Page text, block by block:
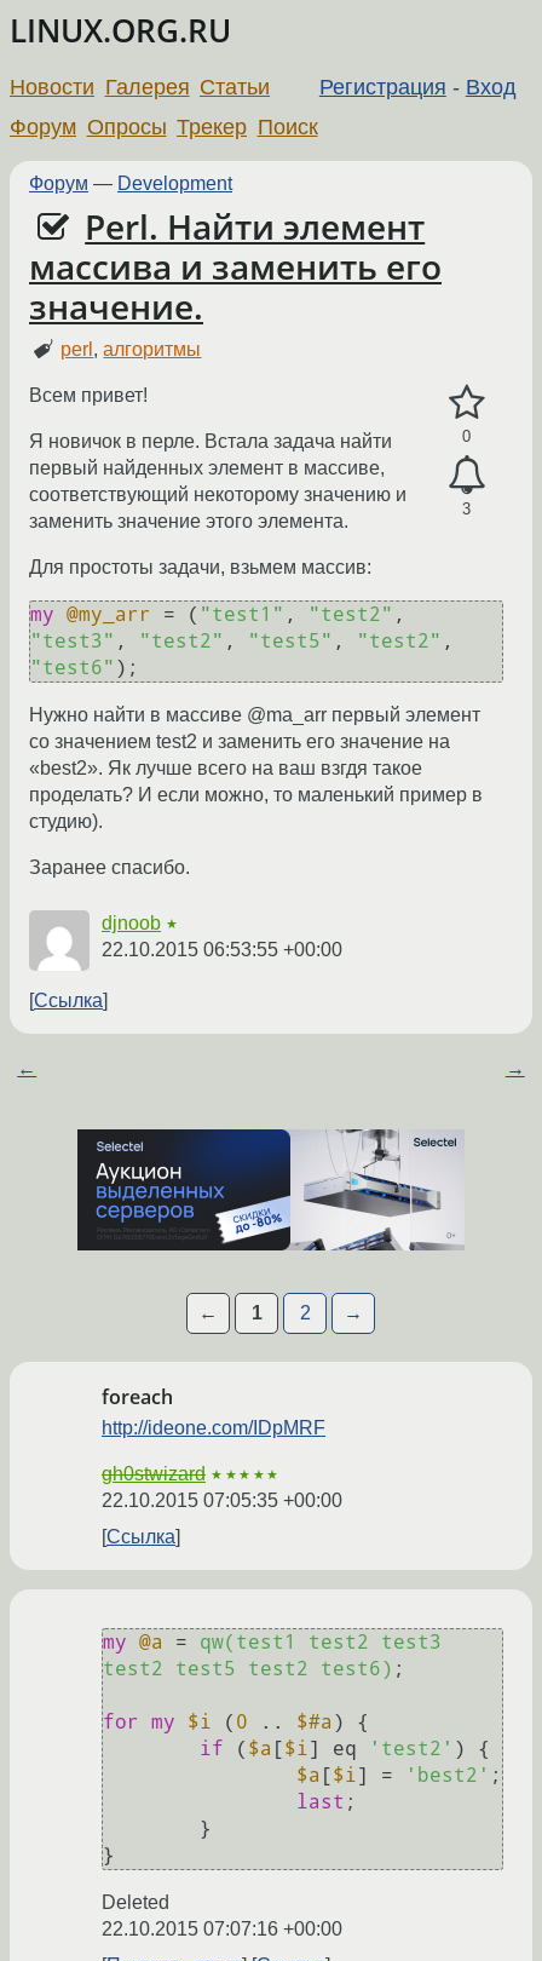
LINUX.ORG.RU
Регистрация - Вход
Новости Галерея Статьи
Форум Опросы Трекер Поиск
Форум — Development
Perl. Найти элемент
массива и заменить его
значение.
perl ,алгоритмы
0
3
Всем привет!
Я новичок в перле. Встала задача найти
первый найденных элемент в массиве,
соответствующий некоторому значению и
заменить значение этого элемента.
Для простоты задачи, взьмем массив:
my @my_arr = ( "test1" , "test2"
"test3" , "test2" , "test5" , "test2"
"test6"
Нужно найти в массиве @ma_arr первый элемент
со значением test2 и заменить его значение на
«best2». Як лучше всего на ваш взгдя такое
проделать? И если можно, то маленький пример в
студию).
Заранее спасибо.
djnoob ★
22.10.2015 06:53:55 +00:00
Ссылка
← →
← 1 2 →
foreach
http://ideone.com/IDpMRF
gh0stwizard ★★★★★
22.10.2015 07:05:35 +00:00
Ссылка
my @a = qw(test1 test2 test3
test2 test5 test2 test6) ;
for my $i ( 0 .. $#a ) {
if ( $a [$i] eq 'test2' ) {
$a [$i] = 'best2' ;
last ;
Deleted
22.10.2015 07:07:16 +00:00